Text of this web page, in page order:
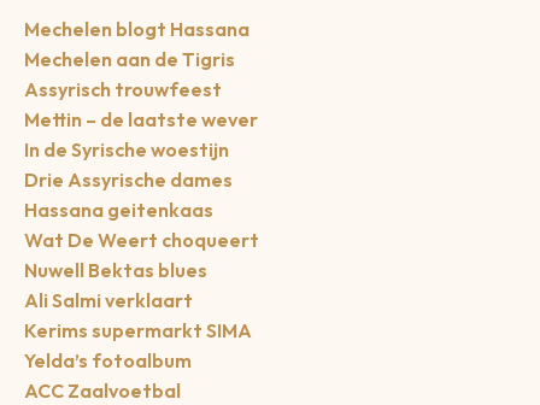
Mechelen blogt Hassana
Mechelen aan de Tigris
Assyrisch trouwfeest
Mettin – de laatste wever
In de Syrische woestijn
Drie Assyrische dames
Hassana geitenkaas
Wat De Weert choqueert
Nuwell Bektas blues
Ali Salmi verklaart
Kerims supermarkt SIMA
Yelda’s fotoalbum
ACC Zaalvoetbal